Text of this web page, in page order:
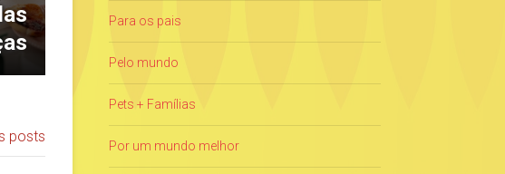
posts
Para os pais
Pelo mundo
Pets + Famílias
Por um mundo melhor